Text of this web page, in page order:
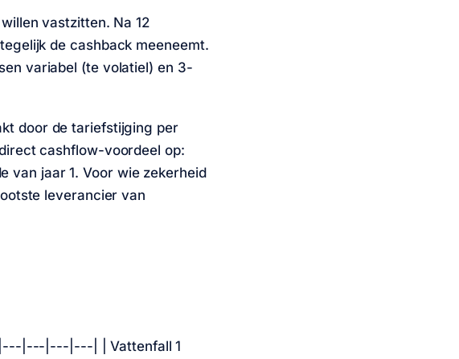
vastzitten. Na 12
de cashback meeneemt.
variabel (te volatiel) en 3-
door de tariefstijging per
cashflow-voordeel op:
van jaar 1. Voor wie zekerheid
leverancier van
|---|---|---|---| | Vattenfall 1